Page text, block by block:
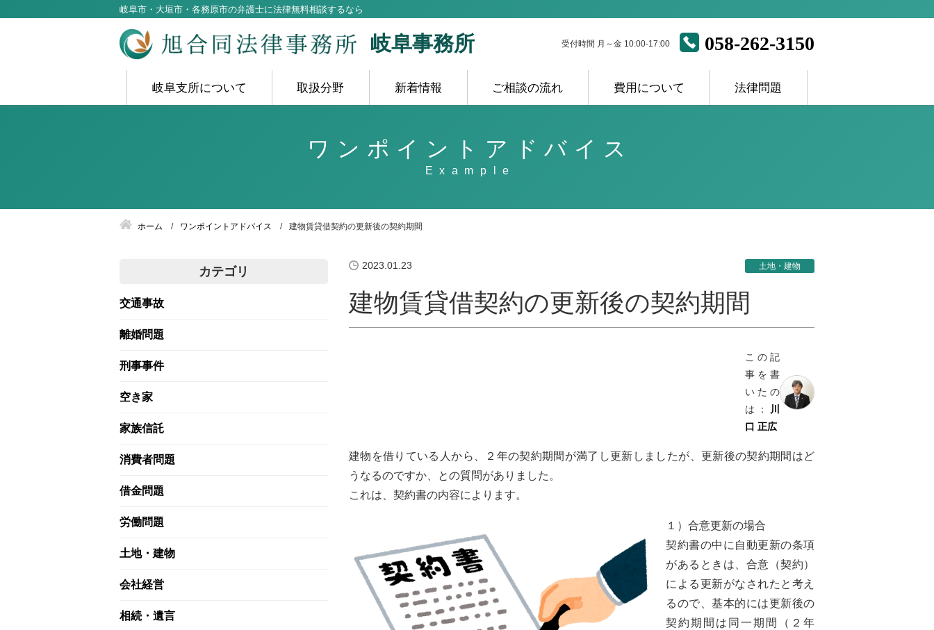
岐阜市・大垣市・各務原市の弁護士に法律無料相談するなら
岐阜事務所 受付時間 月～金 10:00-17:00 058-262-3150
岐阜支所について 取扱分野 新着情報 ご相談の流れ 費用について 法律問題
ワンポイントアドバイス
ホーム ワンポイントアドバイス 建物賃貸借契約の更新後の契約期間
2023.01.23 土地・建物
建物賃貸借契約の更新後の契約期間
この記
事を書
いたの
は：
川
口 正広
建物を借りている人から、２年の契約期間が満了し更新しましたが、更新後の契約期間はど
うなるのですか、との質問がありました。
これは、契約書の内容によります。
１）合意更新の場合
契約書の中に自動更新の条項
があるときは、合意（契約）
による更新がなされたと考え
るので、基本的には更新後の
契約期間は同一期間（２年
カテゴリ
交通事故
離婚問題
刑事事件
空き家
家族信託
消費者問題
借金問題
労働問題
土地・建物
会社経営
相続・遺言